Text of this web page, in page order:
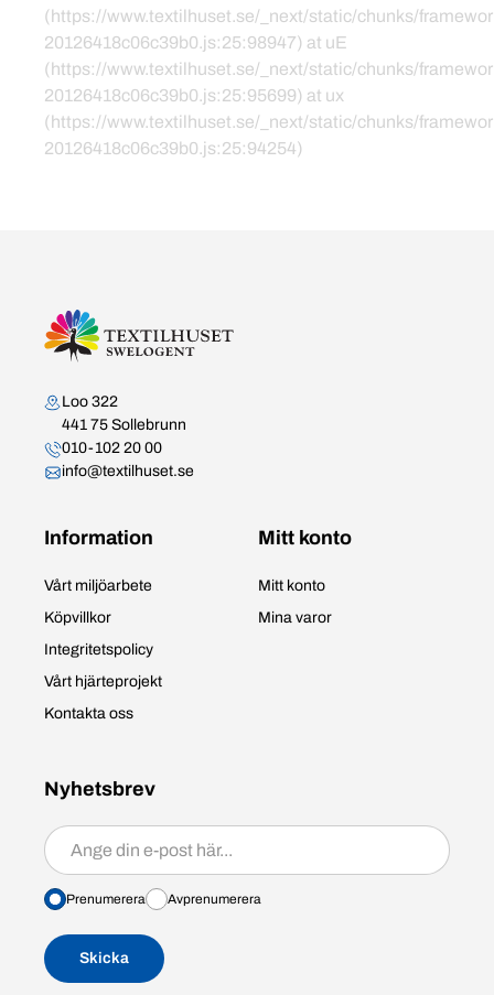
(https://www.textilhuset.se/_next/static/chunks/
20126418c06c39b0.js:25:98947) at uE
(https://www.textilhuset.se/_next/static/chunks/
20126418c06c39b0.js:25:95699) at ux
(https://www.textilhuset.se/_next/static/chunks/
20126418c06c39b0.js:25:94254)
Kontakta oss
Loo 322
441 75 Sollebrunn
010-102 20 00
info@textilhuset.se
Information
Vårt miljöarbete
Köpvillkor
Integritetspolicy
Vårt hjärteprojekt
Kontakta oss
Mitt konto
Mitt konto
Mina varor
Nyhetsbrev
Prenumerera/avprenumerera
Prenumerera Avprenumerera
Skicka